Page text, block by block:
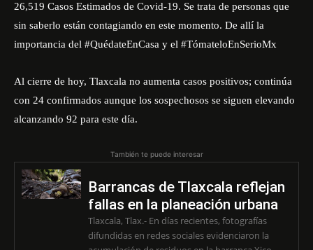
26,519 Casos Estimados de Covid-19. Se trata de personas que
sin saberlo están contagiando en este momento. De allí la
importancia del #QuédateEnCasa y el #TómateloEnSerioMx
Al cierre de hoy, Tlaxcala no aumenta casos positivos; continúa
con 24 confirmados aunque los sospechosos se siguen elevando
alcanzando 92 para este día.
También te puede interesar
Barrancas de Tlaxcala reflejan
fallas en la planeación urbana
Tlaxcala, Tlax.- En días recientes, fotografías
difundidas en redes sociales evidenciaron la